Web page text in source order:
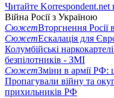
Читайте Korrespondent.net
Війна Росії з Україною
СюжетВторгнення Росії
СюжетЕскалація для
Колумбійські
безпілотників - ЗМІ
СюжетЗміни в армії РФ:
Пропагували війну та
прихильників РФ